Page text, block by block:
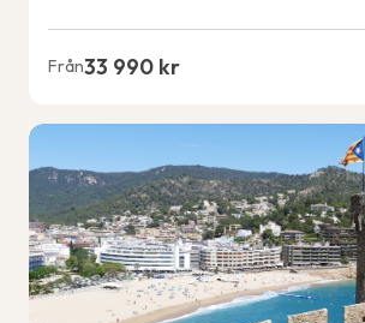
Från33 990 kr